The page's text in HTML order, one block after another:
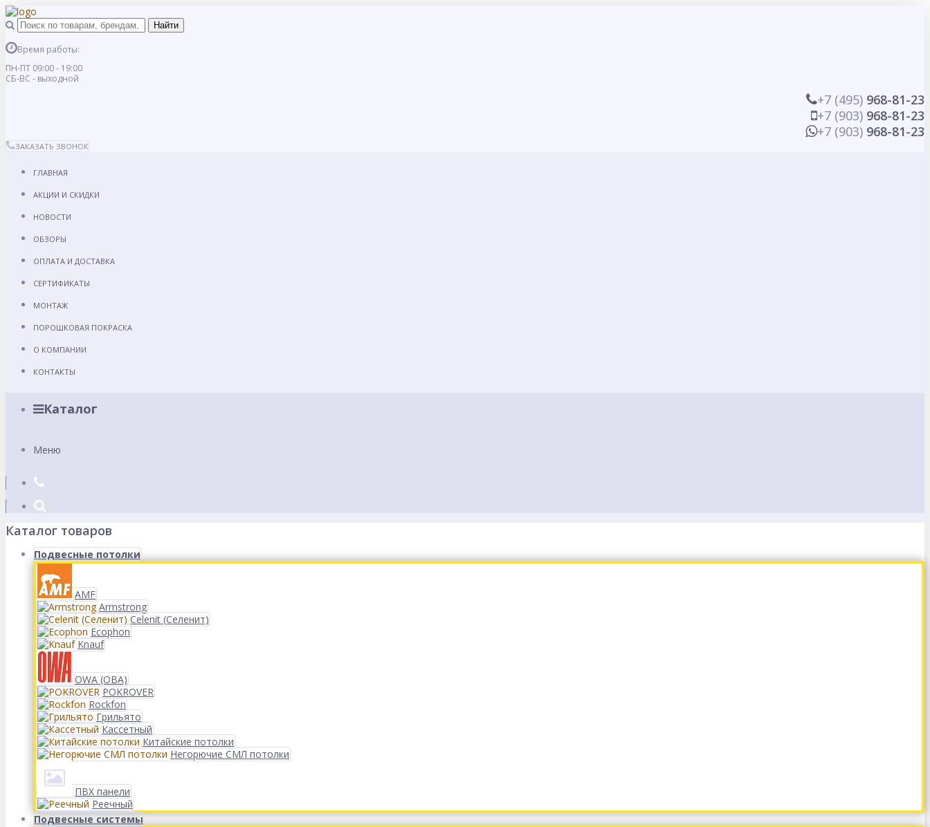
Время работы:
ПН-ПТ 09:00 - 19:00
СБ-ВС - выходной
+7 (495) 968-81-23
+7 (903) 968-81-23
+7 (903) 968-81-23
ЗАКАЗАТЬ ЗВОНОК
ГЛАВНАЯ
АКЦИИ И СКИДКИ
НОВОСТИ
ОБЗОРЫ
ОПЛАТА И ДОСТАВКА
СЕРТИФИКАТЫ
МОНТАЖ
ПОРОШКОВАЯ ПОКРАСКА
О КОМПАНИИ
КОНТАКТЫ
Каталог
Меню
Каталог товаров
Подвесные потолки
AMF
Armstrong
Celenit (Селенит)
Ecophon
Knauf
OWA (ОВА)
POKROVER
Rockfon
Грильято
Кассетный
Китайские потолки
Негорючие СМЛ потолки
ПВХ панели
Реечный
Подвесные системы